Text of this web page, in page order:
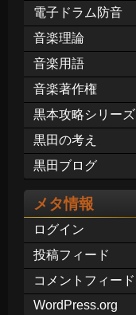
電子ドラム防音
音楽理論
音楽用語
音楽著作権
黒本攻略シリーズ
黒田の考え
黒田ブログ
メタ情報
ログイン
投稿フィード
コメントフィード
WordPress.org